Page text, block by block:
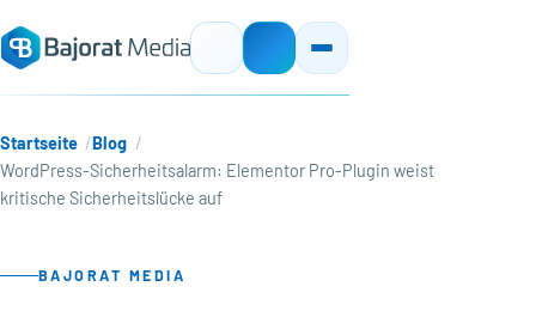
Startseite
Blog
WordPress-Sicherheitsalarm: Elementor Pro-Plugin weist
kritische Sicherheitslücke auf
BAJORAT MEDIA